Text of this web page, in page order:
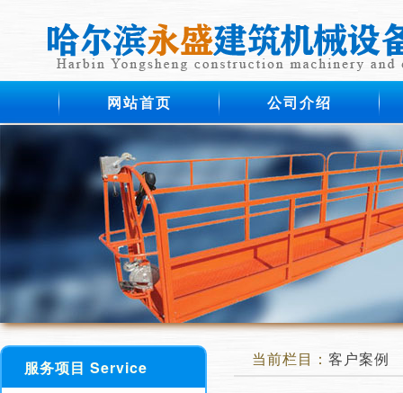
网站首页 公司介绍
服务项目 Service 当前栏目： 客户案例